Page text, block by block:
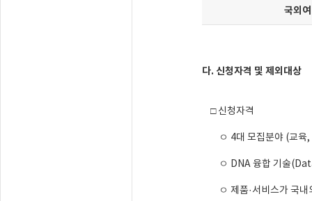
국외
다. 신청자격 및 제외대상
□ 신청자격
ㅇ 4대 모집분야 (교육,
ㅇ DNA 융합 기술
ㅇ 제품·서비스가 국내